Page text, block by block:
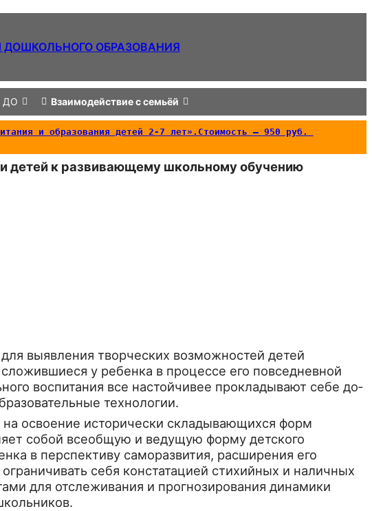
ОБРАЗОВАНИЯ
ДО Взаимодействие с семьёй
и образования детей 2-7 лет».Стоимость – 950 руб.
детей к развивающему школьному обучению
выявления творческих воз­можностей детей
у ребенка в процессе его повседневной
воспитания все настойчивее прокладывают себе до­
технологии.
на освоение исторически склады­вающихся форм
собой всеобщую и ведущую форму детского
в перс­пективу саморазвития, расширения его
себя констатацией стихийных и наличных
для отслеживания и прогнозирова­ния динамики